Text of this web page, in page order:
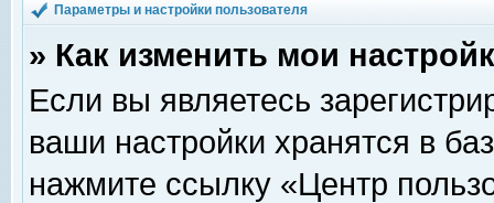
Параметры и настройки пользователя
» Как изменить мои
Если вы являетесь
ваши настройки хранятся в
нажмите ссылку «Центр